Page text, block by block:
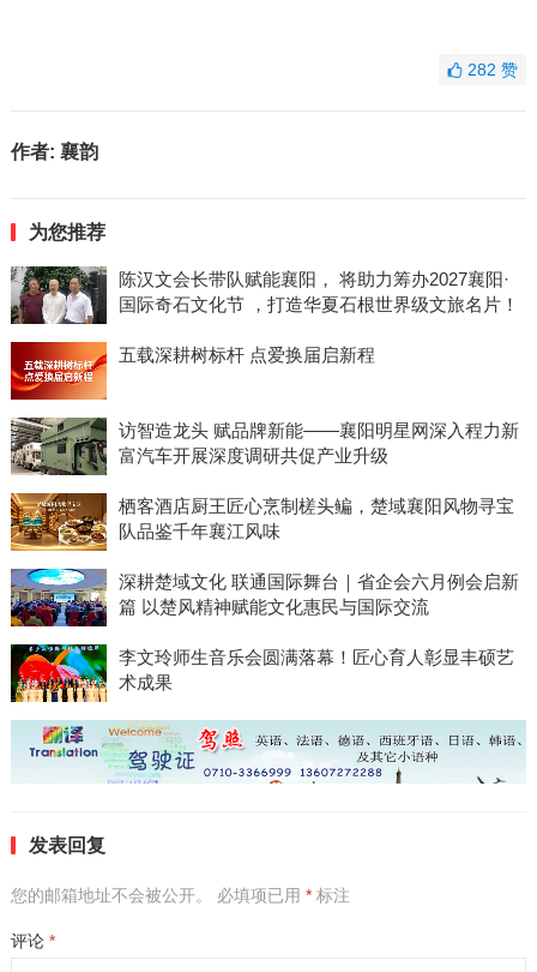
282赞
作者: 襄韵
为您推荐
陈汉文会长带队赋能襄阳， 将助力筹办2027襄阳·
国际奇石文化节 ，打造华夏石根世界级文旅名片！
五载深耕树标杆 点爱换届启新程
访智造龙头 赋品牌新能——襄阳明星网深入程力新
富汽车开展深度调研共促产业升级
栖客酒店厨王匠心烹制槎头鳊，楚域襄阳风物寻宝
队品鉴千年襄江风味
深耕楚域文化 联通国际舞台｜省企会六月例会启新
篇 以楚风精神赋能文化惠民与国际交流
李文玲师生音乐会圆满落幕！匠心育人彰显丰硕艺
术成果
发表回复
您的邮箱地址不会被公开。 必填项已用 *标注
评论 *